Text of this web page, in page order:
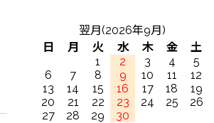
翌月(2026年9月)
日
月 火 水 木 金
土
1
2 3 4
5
6
7 8 9 10 11
12
13
14 15 16 17 18
19
20
21 22 23 24 25
26
27
28 29 30